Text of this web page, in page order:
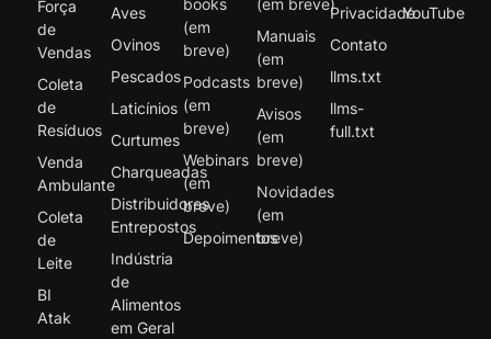
Força
de
Vendas
Coleta
de
Resíduos
Venda
Ambulante
Coleta
de
Leite
BI
Atak
Aves
Ovinos
Pescados
Laticínios
Curtumes
Charqueadas
Distribuidores
Entrepostos
Indústria
de
Alimentos
em Geral
books
(em
breve)
Podcasts
(em
breve)
Webinars
(em
breve)
Depoimentos
(em breve)
Manuais
(em
breve)
Avisos
(em
breve)
Novidades
(em
breve)
Privacidade
Contato
llms.txt
llms-
full.txt
YouTube